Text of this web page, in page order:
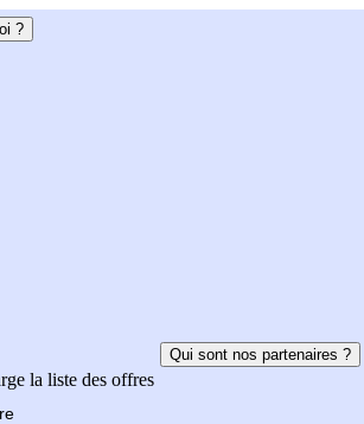
?
la liste des offres
Qui sont nos partenaires ?